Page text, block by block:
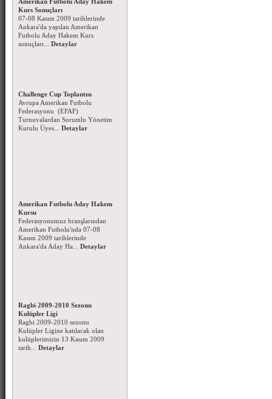
Kurs Sonuçları
07-08 Kasım 2009 tarihlerinde
Ankara'da yapılan Amerikan
Futbolu Aday Hakem Kurs
sonuçları...Detaylar
Avrupa Amerikan Futbolu
Federasyonu (EFAF)
Turnuvalardan Sorumlu Yönetim
Kurulu Üyes... Detaylar
Kursu
Federasyonumuz branşlarından
Amerikan Futbolu'nda 07-08
Kasım 2009 tarihlerinde
Ankara'da Aday Ha...Detaylar
Kulüpler Ligi
Ragbi 2009-2010 sezonu
Kulüpler Ligine katılacak olan
kulüplerimizin 13 Kasım 2009
tarih...Detaylar